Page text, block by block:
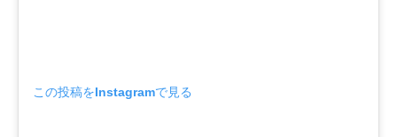
この投稿をInstagramで見る